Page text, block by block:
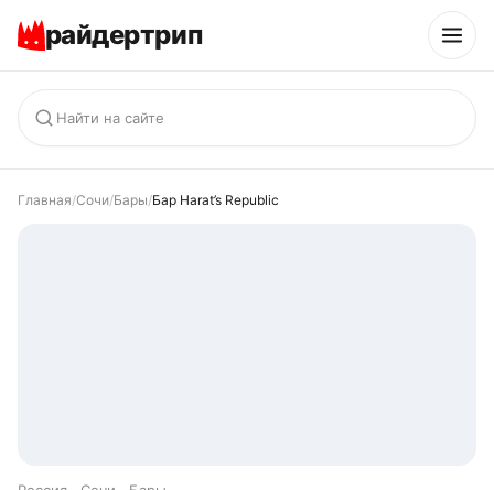
райдертрип
Главная/Сочи/Бары/Бар Harat’s Republic